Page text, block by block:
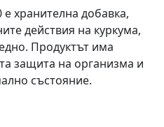
хранителна добавка,
действия на куркума,
Продуктът има
защита на организма и
състояние.